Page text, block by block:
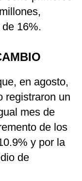
16%.
en agosto,
registraron un
mes de
de los
y por la
de